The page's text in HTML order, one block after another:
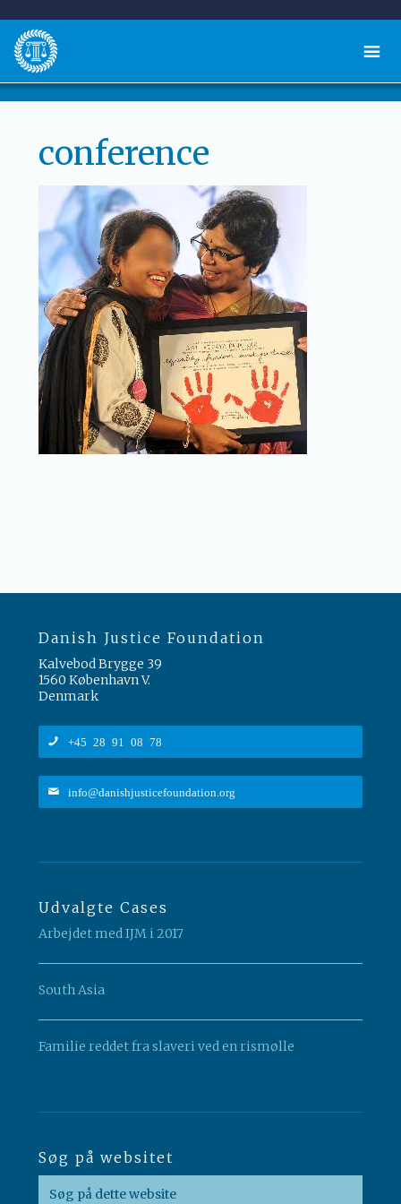
conference
Danish Justice Foundation
Kalvebod Brygge 39
1560 København V.
Denmark
+45 28 91 08 78
info@danishjusticefoundation.org
Udvalgte Cases
Arbejdet med IJM i 2017
South Asia
Familie reddet fra slaveri ved en rismølle
Søg på websitet